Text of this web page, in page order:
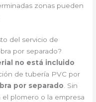
zonas pueden
del servicio de
por separado?
no está incluido
de tubería PVC por
por separado. Sin
plomero o la empresa